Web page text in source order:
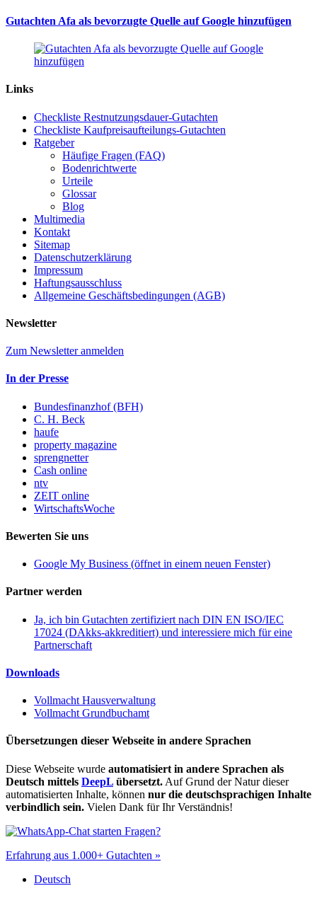
Gutachten Afa als bevorzugte Quelle auf Google hinzufügen
Links
Checkliste Restnutzungsdauer-Gutachten
Checkliste Kaufpreisaufteilungs-Gutachten
Ratgeber
Häufige Fragen (FAQ)
Bodenrichtwerte
Urteile
Glossar
Blog
Multimedia
Kontakt
Sitemap
Datenschutzerklärung
Impressum
Haftungsausschluss
Allgemeine Geschäftsbedingungen (AGB)
Newsletter
Zum Newsletter anmelden
In der Presse
Bundesfinanzhof (BFH)
C. H. Beck
haufe
property magazine
sprengnetter
Cash online
ntv
ZEIT online
WirtschaftsWoche
Bewerten Sie uns
Google My Business (öffnet in einem neuen Fenster)
Partner werden
Ja, ich bin Gutachten zertifiziert nach DIN EN ISO/IEC
17024 (DAkks-akkreditiert) und interessiere mich für eine
Partnerschaft
Downloads
Vollmacht Hausverwaltung
Vollmacht Grundbuchamt
Übersetzungen dieser Webseite in andere Sprachen
Diese Webseite wurde automatisiert in andere Sprachen als
Deutsch mittels DeepL übersetzt. Auf Grund der Natur dieser
automatisierten Inhalte, können nur die deutschsprachigen Inhalte
verbindlich sein. Vielen Dank für Ihr Verständnis!
Fragen?
Erfahrung aus 1.000+ Gutachten »
Deutsch